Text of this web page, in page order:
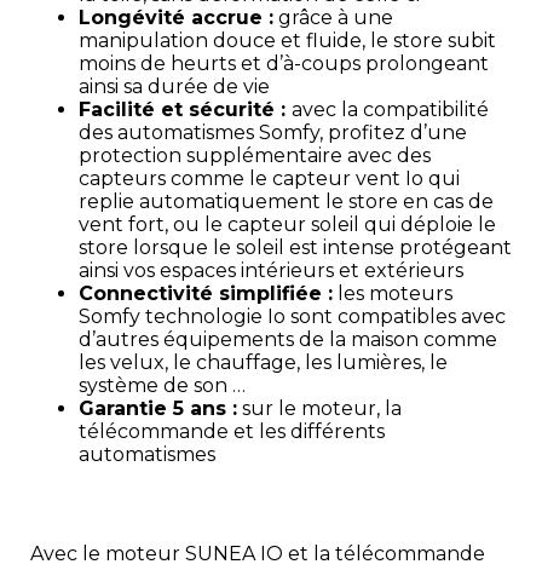
Longévité accrue : grâce à une
manipulation douce et fluide, le store subit
moins de heurts et d’à-coups prolongeant
ainsi sa durée de vie
Facilité et sécurité : avec la compatibilité
des automatismes Somfy, profitez d’une
protection supplémentaire avec des
capteurs comme le capteur vent Io qui
replie automatiquement le store en cas de
vent fort, ou le capteur soleil qui déploie le
store lorsque le soleil est intense protégeant
ainsi vos espaces intérieurs et extérieurs
Connectivité simplifiée : les moteurs
Somfy technologie Io sont compatibles avec
d’autres équipements de la maison comme
les velux, le chauffage, les lumières, le
système de son …
Garantie 5 ans : sur le moteur, la
télécommande et les différents
automatismes
Avec le moteur SUNEA IO et la télécommande